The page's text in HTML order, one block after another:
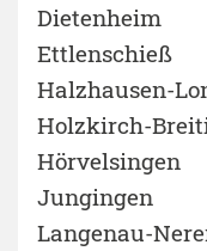
Dietenheim
Ettlenschieß
Halzhausen-
Holzkirch-
Hörvelsingen
Jungingen
Langenau-